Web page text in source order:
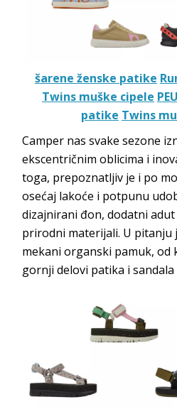
šarene ženske patike
Twins muške cipele
patike Twins
Camper nas svake sezone
ekscentričnim oblicima i
toga, prepoznatljiv je i po
osećaj lakoće i potpunu
dizajnirani đon, dodatni
prirodni materijali. U pitanju
mekani organski pamuk, od
gornji delovi patika i sandala